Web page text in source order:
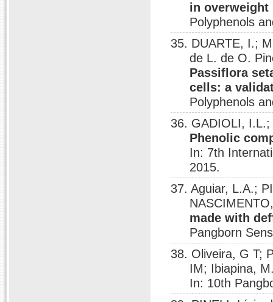
in
Polyphenols
35. DUARTE, I.;
de L. de O.
Passiflora
cells: a
Polyphenols
36. GADIOLI,
Phenolic
In: 7th
2015.
37. Aguiar, L.A.;
made with
Pangborn
38. Oliveira, G T;
IM; Ibiapina,
In: 10th